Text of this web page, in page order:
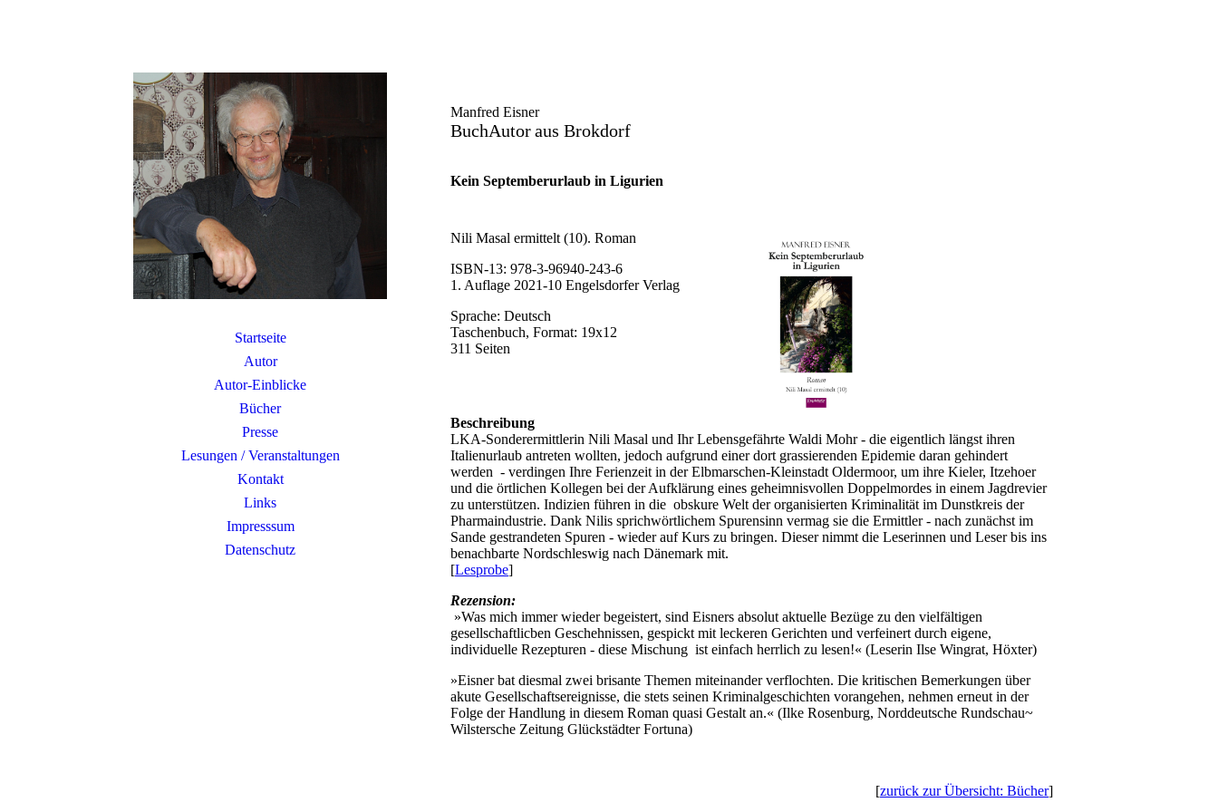
Startseite
Autor
Autor-Einblicke
Bücher
Presse
Lesungen / Veranstaltungen
Kontakt
Links
Impresssum
Datenschutz
Manfred Eisner
BuchAutoraus Brokdorf
Kein Septemberurlaub in Ligurien
Nili Masal ermittelt (10). Roman
ISBN-13: 978-3-96940-243-6
1. Auflage 2021-10 Engelsdorfer Verlag
Sprache: Deutsch
Taschenbuch, Format: 19x12
311 Seiten
Beschreibung
LKA-Sonderermittlerin Nili Masal und Ihr Lebensgefährte Waldi Mohr - die eigentlich längst ihren
Italienurlaub antreten wollten, jedoch aufgrund einer dort grassierenden Epidemie daran gehindert
werden - verdingen Ihre Ferienzeit in der Elbmarschen-Kleinstadt Oldermoor, um ihre Kieler, Itzehoer
und die örtlichen Kollegen bei der Aufklärung eines geheimnisvollen Doppelmordes in einem Jagdrevier
zu unterstützen. Indizien führen in die obskure Welt der organisierten Kriminalität im Dunstkreis der
Pharmaindustrie. Dank Nilis sprichwörtlichem Spurensinn vermag sie die Ermittler - nach zunächst im
Sande gestrandeten Spuren - wieder auf Kurs zu bringen. Dieser nimmt die Leserinnen und Leser bis ins
benachbarte Nordschleswig nach Dänemark mit.
[Lesprobe]
Rezension:
»Was mich immer wieder begeistert, sind Eisners absolut aktuelle Bezüge zu den vielfältigen
gesellschaftlicben Geschehnissen, gespickt mit leckeren Gerichten und verfeinert durch eigene,
individuelle Rezepturen - diese Mischung ist einfach herrlich zu lesen!« (Leserin Ilse Wingrat, Höxter)
»Eisner bat diesmal zwei brisante Themen miteinander verflochten. Die kritischen Bemerkungen über
akute Gesellschaftsereignisse, die stets seinen Kriminalgeschichten vorangehen, nehmen erneut in der
Folge der Handlung in diesem Roman quasi Gestalt an.« (Ilke Rosenburg, Norddeutsche Rundschau~
Wilstersche Zeitung Glückstädter Fortuna)
[zurück zur Übersicht: Bücher]